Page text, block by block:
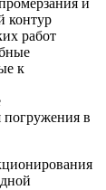
и
контур
работ
к
погружения в